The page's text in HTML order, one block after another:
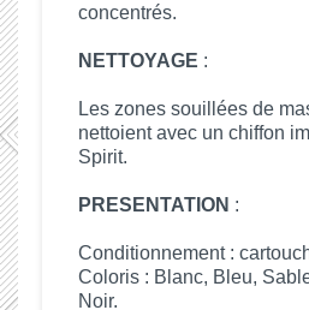
concentrés.
NETTOYAGE :
Les zones souillées de
nettoient avec un chiffon
Spirit.
PRESENTATION :
Conditionnement :
Coloris : Blanc, Bleu,
Noir.